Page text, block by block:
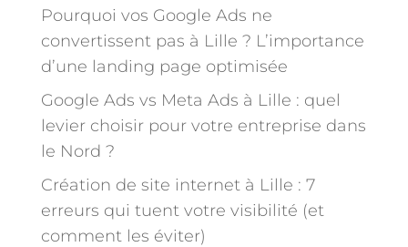
Pourquoi vos Google Ads ne
convertissent pas à Lille ? L’importance
d’une landing page optimisée
Google Ads vs Meta Ads à Lille : quel
levier choisir pour votre entreprise dans
le Nord ?
Création de site internet à Lille : 7
erreurs qui tuent votre visibilité (et
comment les éviter)